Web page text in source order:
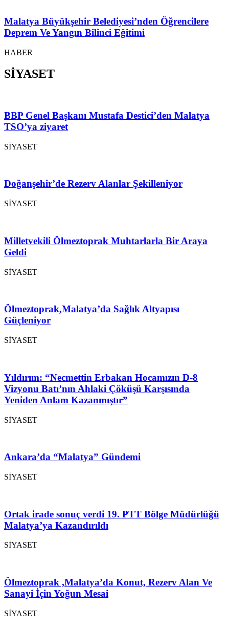
Malatya Büyükşehir Belediyesi’nden Öğrencilere
Deprem Ve Yangın Bilinci Eğitimi
HABER
SİYASET
BBP Genel Başkanı Mustafa Destici’den Malatya
TSO’ya ziyaret
SİYASET
Doğanşehir’de Rezerv Alanlar Şekilleniyor
SİYASET
Milletvekili Ölmeztoprak Muhtarlarla Bir Araya
Geldi
SİYASET
Ölmeztoprak,Malatya’da Sağlık Altyapısı
Güçleniyor
SİYASET
Yıldırım: “Necmettin Erbakan Hocamızın D-8
Vizyonu Batı’nın Ahlaki Çöküşü Karşısında
Yeniden Anlam Kazanmıştır”
SİYASET
Ankara’da “Malatya” Gündemi
SİYASET
Ortak irade sonuç verdi 19. PTT Bölge Müdürlüğü
Malatya’ya Kazandırıldı
SİYASET
Ölmeztoprak ,Malatya’da Konut, Rezerv Alan Ve
Sanayi İçin Yoğun Mesai
SİYASET